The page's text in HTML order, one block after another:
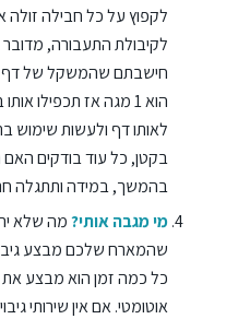
לקפוץ על כל חבילה
לקיבולת התעבורה,
חישבתם שהמשקל של דף
הוא 1 מגה אז תכפילו
לאותו דף ולעשות
בקטן, כל עוד בודקים
בהמשך, במידה ותתגלה
מי מגבה אותי?מה שלא
שהמארח שלכם מבצע
כל כמה זמן הוא מבצע את
אוטומטי. אם אין שירותי